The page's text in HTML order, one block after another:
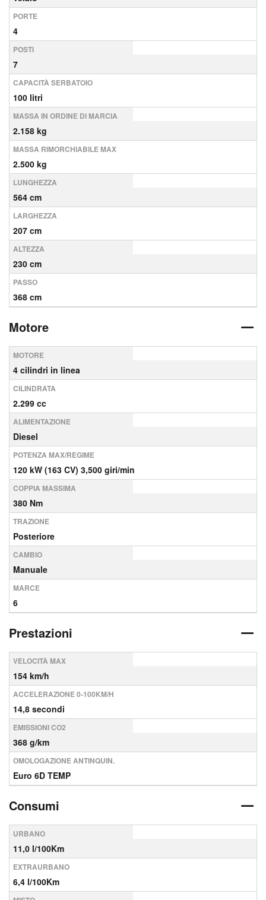
PORTE
4
POSTI
7
CAPACITÀ SERBATOIO
100 litri
MASSA IN ORDINE DI MARCIA
2.158 kg
MASSA RIMORCHIABILE MAX
2.500 kg
LUNGHEZZA
564 cm
LARGHEZZA
207 cm
ALTEZZA
230 cm
PASSO
368 cm
Motore
MOTORE
4 cilindri in linea
CILINDRATA
2.299 cc
ALIMENTAZIONE
Diesel
POTENZA MAX/REGIME
120 kW (163 CV) 3,500 giri/min
COPPIA MASSIMA
380 Nm
TRAZIONE
Posteriore
CAMBIO
Manuale
MARCE
6
Prestazioni
VELOCITÀ MAX
154 km/h
ACCELERAZIONE 0-100KM/H
14,8 secondi
EMISSIONI CO2
368 g/km
OMOLOGAZIONE ANTINQUIN.
Euro 6D TEMP
Consumi
URBANO
11,0 l/100Km
EXTRAURBANO
6,4 l/100Km